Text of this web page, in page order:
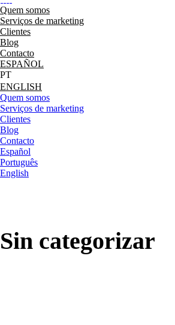
Quem somos
Serviços de marketing
Clientes
Blog
Contacto
ESPAÑOL
ENGLISH
Quem somos
Serviços de marketing
Clientes
Blog
Contacto
Español
Português
English
Sin categorizar